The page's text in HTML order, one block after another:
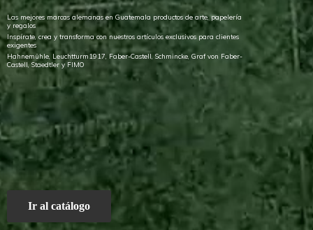
Las mejores marcas alemanas en Guatemala productos de arte, papelería
y regalos
Inspírate, crea y transforma con nuestros artículos exclusivos para clientes
exigentes
Hahnemühle, Leuchtturm1917, Faber-Castell, Schmincke, Graf von Faber-
Castell, Staedtler y FIMO
Ir al catálogo